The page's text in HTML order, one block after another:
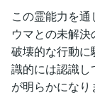
この霊能力を
ウマとの未解
破壊的な行動
識的には認識
が明らかになり